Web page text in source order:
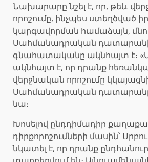
Նախարարը նշել է, որ, թեև
որոշումը, ինչպես ստեղծված
կարգավորման համաձայն,
Սահմանադրական
գնահատականը ակնհայտ է։
ակնհայտ է, որ դրանք
վերջնական որոշումը
Սահմանադրական
նա։
Խոսելով ընդդիմադիր
դիրքորոշումների մասին՝
նկատել է, որ դրանք